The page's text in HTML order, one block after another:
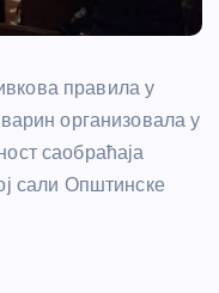
правила у
организовала у
саобраћаја
сали Општинске